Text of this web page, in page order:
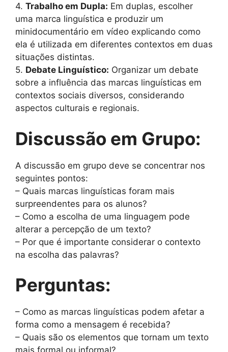
4. Trabalho em Dupla: Em duplas, escolher
uma marca linguística e produzir um
minidocumentário em vídeo explicando como
ela é utilizada em diferentes contextos em duas
situações distintas.
5. Debate Linguístico: Organizar um debate
sobre a influência das marcas linguísticas em
contextos sociais diversos, considerando
aspectos culturais e regionais.
Discussão em Grupo:
A discussão em grupo deve se concentrar nos
seguintes pontos:
– Quais marcas linguísticas foram mais
surpreendentes para os alunos?
– Como a escolha de uma linguagem pode
alterar a percepção de um texto?
– Por que é importante considerar o contexto
na escolha das palavras?
Perguntas:
– Como as marcas linguísticas podem afetar a
forma como a mensagem é recebida?
– Quais são os elementos que tornam um texto